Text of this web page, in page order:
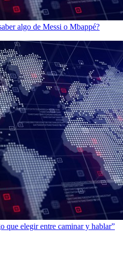
algo de Messi o Mbappé?
que elegir entre caminar y hablar”